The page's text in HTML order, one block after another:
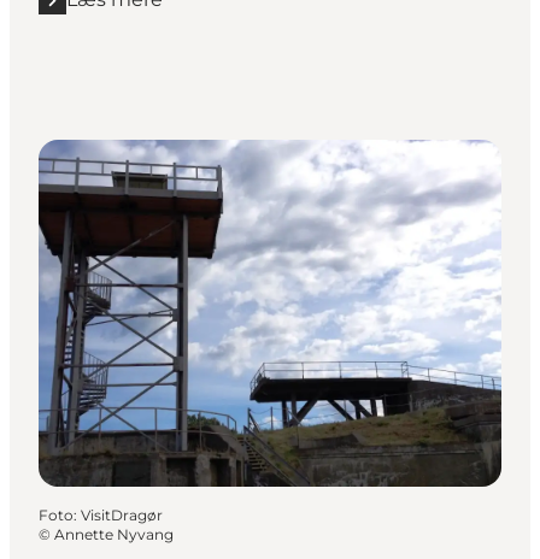
Læs mere "Legepladser"
Foto: VisitDragør
© Annette Nyvang